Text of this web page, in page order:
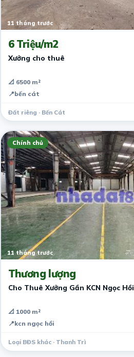
11 tháng trước
6 Triệu/m2
Xưởng cho thuê
📐 6500 m²
📍bến cát
Đất riêng · Bến Cát
Chính chủ
11 tháng trước
Thương lượng
Cho Thuê Xưởng Gần KCN Ngọc Hồi
📐 1000 m²
📍kcn ngọc hồi
Loại BĐS khác · Thanh Trì